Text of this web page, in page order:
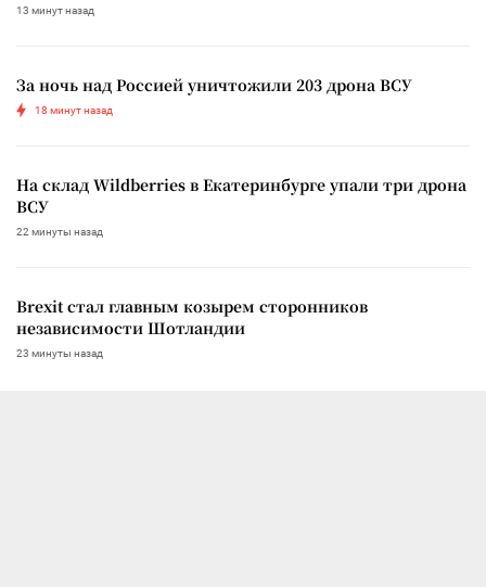
13 минут назад
За ночь над Россией уничтожили 203 дрона ВСУ
18 минут назад
На склад Wildberries в Екатеринбурге упали три дрона
ВСУ
22 минуты назад
Brexit стал главным козырем сторонников
независимости Шотландии
23 минуты назад